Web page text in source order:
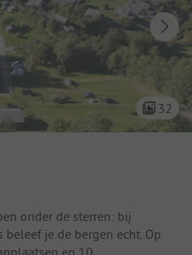
32
onder de sterren: bij
beleef je de bergen echt. Op
en 10